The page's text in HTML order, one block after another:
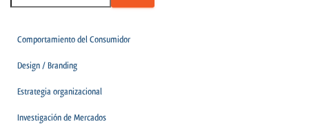
Comportamiento del Consumidor
Design / Branding
Estrategia organizacional
Investigación de Mercados